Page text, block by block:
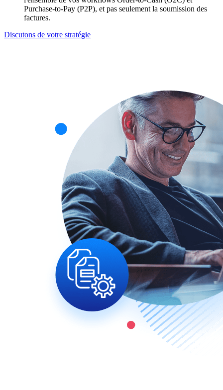
Purchase-to-Pay (P2P), et pas seulement la soumission des
factures.
Discutons de votre stratégie